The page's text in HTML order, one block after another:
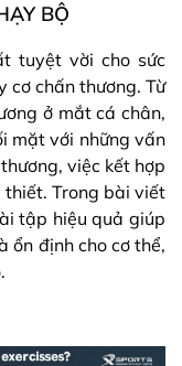
BỘ
tuyệt vời cho sức
cơ chấn thương. Từ
ở mắt cá chân,
mặt với những vấn
việc kết hợp
Trong bài viết
tập hiệu quả giúp
ổn định cho cơ thể,